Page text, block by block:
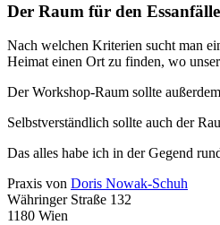
Der Raum für den
Nach welchen Kriterien sucht man
Heimat einen Ort zu finden, wo
Der Workshop-Raum sollte
Selbstverständlich sollte auch der
Das alles habe ich in der Gegend
Praxis von Doris Nowak-Schuh
Währinger Straße 132
1180 Wien